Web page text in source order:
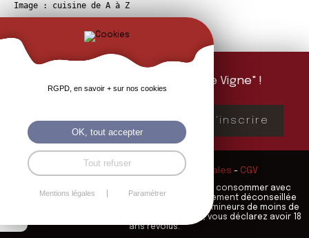
Image : cuisine de A à Z
Abonnez-vous à "La Feuille de Vigne" !
Mailing d'information 1 fois par mois
S'inscrire
Mentions légales - CGV
L’abus d’alcool est dangereux pour la santé, à consommer avec
modération. La consommation d’alcool est vivement déconseillée
aux femmes enceintes. La vente d'alcool à des mineurs de moins de
18 ans est interdite. En accédant à nos offres, vous déclarez avoir 18
ans révolus.
RGPD, en savoir + sur nos cookies
OK, tout accepter
Tout refuser
Mentions légales Paramétrer